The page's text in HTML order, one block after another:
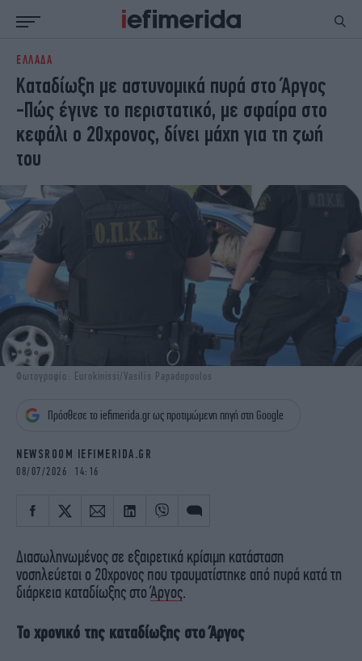
ΕΙΔΗΣΕΙΣ
NON PAPER
ΕΛΛΑΔΑ
ΟΙΚΟΝΟΜΙΑ
ΚΟΣΜΟΣ
ΠΟΛΙΤΙΣΜΟΣ
ΠΑΝΕΛΛΗΝΙΕΣ
ΖΩΗ
ΓΥΝΑΙΚΑ
ENGLISH EDITION
ΠΟΛΗ
STORIES
ΕΚΛΟΓΕΣ
TRAVEL
ΤΕΧΝΟΛΟΓΙΑ
ΥΓΕΙΑ
DESIGN
ΟΛΥΜΠΙΑΚΟΙ ΑΓΩΝΕΣ
EURO
GREEN
PODCAST
iAUTOKINITO
iOPINIONS
iGASTRONOMIE
iBOOKS
ΖΩΔΙΑ
MEDIA
ELAMEFORA
NEWSLETTER
ΕΛΛΑΔΑ
Καταδίωξη με αστυνομικά πυρά στο Άργος
-Πώς έγινε το περιστατικό, με σφαίρα στο
κεφάλι ο 20χρονος, δίνει μάχη για τη ζωή
του
Φωτογραφία: Eurokinissi/Vasilis Papadopoulos
Πρόσθεσε το iefimerida.gr ως προτιμώμενη πηγή στη Google
NEWSROOM IEFIMERIDA.GR
08/07/2026 14:16
Διασωληνωμένος σε εξαιρετικά κρίσιμη κατάσταση
νοσηλεύεται ο 20χρονος που τραυματίστηκε από πυρά κατά τη
διάρκεια καταδίωξης στοΆργος.
Το χρονικό της καταδίωξης στο Άργος